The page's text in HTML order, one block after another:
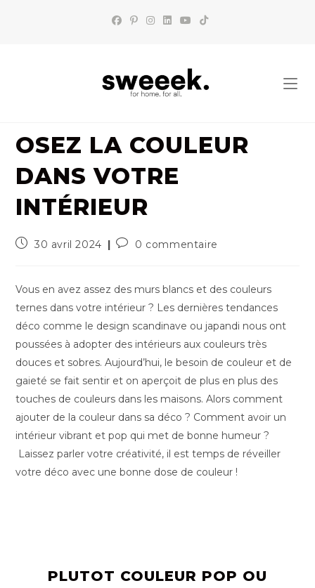
OSEZ LA COULEUR
DANS VOTRE
INTÉRIEUR
Publication
30 avril 2024
Commentaires
publication :
0 commentaire
Vous en avez assez des murs blancs et des couleurs
ternes dans votre intérieur ? Les dernières tendances
déco comme le design scandinave ou japandi nous ont
poussées à adopter des intérieurs aux couleurs très
douces et sobres. Aujourd’hui, le besoin de couleur et de
gaieté se fait sentir et on aperçoit de plus en plus des
touches de couleurs dans les maisons. Alors comment
ajouter de la couleur dans sa déco ? Comment avoir un
intérieur vibrant et pop qui met de bonne humeur ?
Laissez parler votre créativité, il est temps de réveiller
votre déco avec une bonne dose de couleur !
PLUTOT COULEUR POP OU